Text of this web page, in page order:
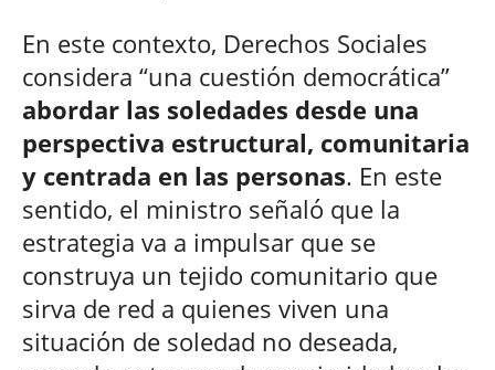
En este contexto, Derechos Sociales
considera “una cuestión democrática”
abordar las soledades desde una
perspectiva estructural, comunitaria
y centrada en las personas. En este
sentido, el ministro señaló que la
estrategia va a impulsar que se
construya un tejido comunitario que
sirva de red a quienes viven una
situación de soledad no deseada,